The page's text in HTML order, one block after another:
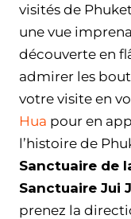
visités de
une vue
découverte en
admirer les
votre visite en
Hua pour en
l’histoire de
Sanctuaire de
Sanctuaire Jui
prenez la